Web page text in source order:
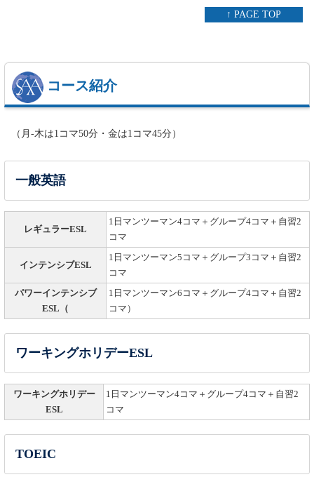
↑ PAGE TOP
コース紹介
（月-木は1コマ50分・金は1コマ45分）
一般英語
レギュラーESL
1日マンツーマン4コマ＋グループ4コマ＋自習2
コマ
インテンシブESL
1日マンツーマン5コマ＋グループ3コマ＋自習2
コマ
パワーインテンシブ
ESL（
1日マンツーマン6コマ＋グループ4コマ＋自習2
コマ）
ワーキングホリデーESL
ワーキングホリデー
ESL
1日マンツーマン4コマ＋グループ4コマ＋自習2
コマ
TOEIC